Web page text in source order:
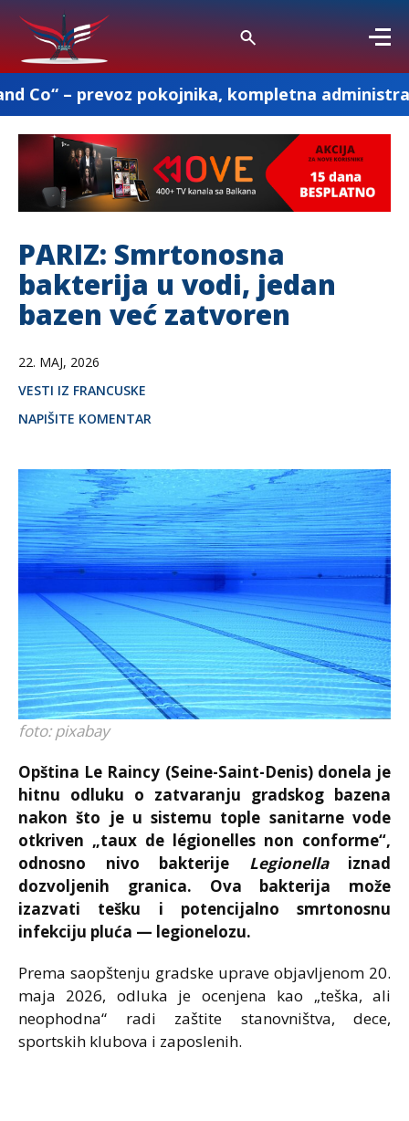
pokojnika, kompletna administracija i ostale
PARIZ: Smrtonosna
bakterija u vodi, jedan
bazen već zatvoren
22. MAJ, 2026
VESTI IZ FRANCUSKE
NAPIŠITE KOMENTAR
foto: pixabay
Opština Le Raincy (Seine-Saint-Denis) donela je
hitnu odluku o zatvaranju gradskog bazena
nakon što je u sistemu tople sanitarne vode
otkriven „taux de légionelles non conforme“,
odnosno nivo bakterije Legionellaiznad
dozvoljenih granica. Ova bakterija može
izazvati tešku i potencijalno smrtonosnu
infekciju pluća — legionelozu.
Prema saopštenju gradske uprave objavljenom 20.
maja 2026, odluka je ocenjena kao „teška, ali
neophodna“ radi zaštite stanovništva, dece,
sportskih klubova i zaposlenih.